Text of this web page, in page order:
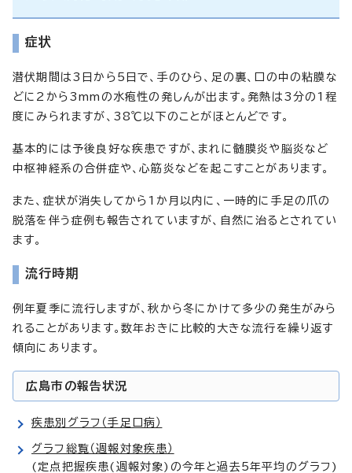
症状
潜伏期間は3日から5日で、手のひら、足の裏、口の中の粘膜な
どに2から3mmの水疱性の発しんが出ます。発熱は3分の1程
度にみられますが、38℃以下のことがほとんどです。
基本的には予後良好な疾患ですが、まれに髄膜炎や脳炎など
中枢神経系の合併症や、心筋炎などを起こすことがあります。
また、症状が消失してから1か月以内に、一時的に手足の爪の
脱落を伴う症例も報告されていますが、自然に治るとされてい
ます。
流行時期
例年夏季に流行しますが、秋から冬にかけて多少の発生がみら
れることがあります。数年おきに比較的大きな流行を繰り返す
傾向にあります。
広島市の報告状況
疾患別グラフ（手足口病）
グラフ総覧（週報対象疾患）
(定点把握疾患(週報対象)の今年と過去5年平均のグラフ)